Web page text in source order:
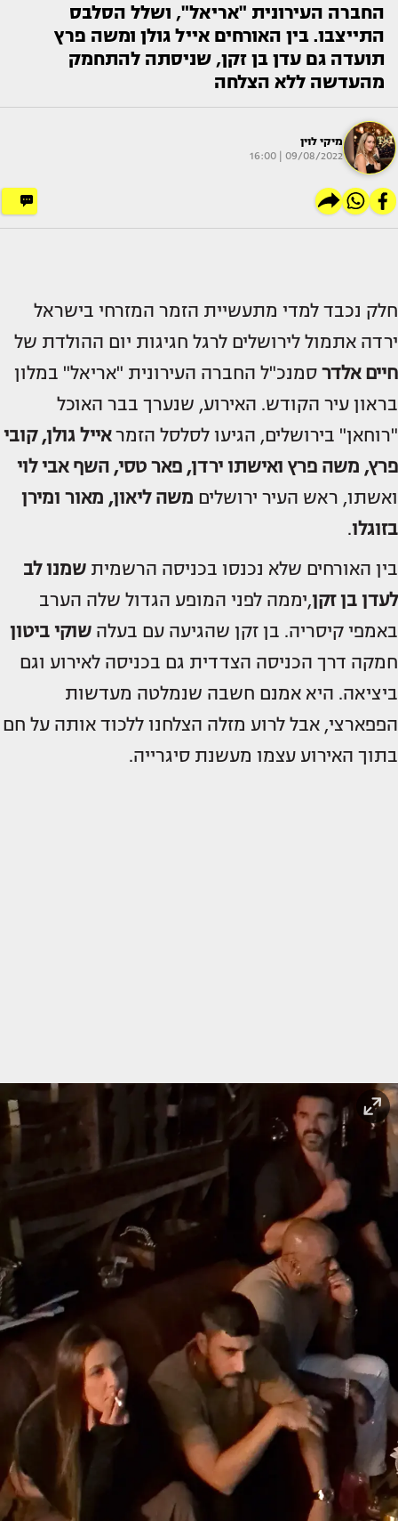
החברה העירונית "אריאל", ושלל הסלבס
התייצבו. בין האורחים אייל גולן ומשה פרץ
תועדה גם עדן בן זקן, שניסתה להתחמק
מהעדשה ללא הצלחה
מיקי לוין
09/08/2022 | 16:00
חלק נכבד למדי מתעשיית הזמר המזרחי בישראל
ירדה אתמול לירושלים לרגל חגיגות יום ההולדת של
חיים אלדר סמנכ"ל החברה העירונית "אריאל" במלון
בראון עיר הקודש. האירוע, שנערך בבר האוכל
"רוחאן" בירושלים, הגיעו לסלסל הזמראייל גולן, קובי
פרץ, משה פרץ ואישתו ירדן, פאר טסי, השף אבי לוי
ואשתו, ראש העיר ירושלים משה ליאון, מאור ומירן
בזוגלו.
בין האורחים שלא נכנסו בכניסה הרשמית שמנו לב
לעדן בן זקן,יממה לפני המופע הגדול שלה הערב
באמפי קיסריה. בן זקן שהגיעה עם בעלה שוקי ביטון
חמקה דרך הכניסה הצדדית גם בכניסה לאירוע וגם
ביציאה. היא אמנם חשבה שנמלטה מעדשות
הפפארצי, אבל לרוע מזלה הצלחנו ללכוד אותה על חם
בתוך האירוע עצמו מעשנת סיגרייה.